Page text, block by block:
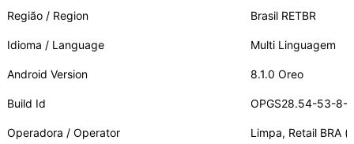
Região / Region Brasil RETBR
Idioma / Language Multi Linguagem
Android Version 8.1.0 Oreo
Build Id OPGS28.54-53-8-
Operadora / Operator Limpa, Retail BRA